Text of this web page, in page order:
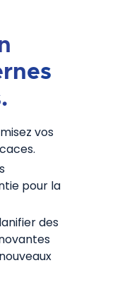
vos
pour la
des